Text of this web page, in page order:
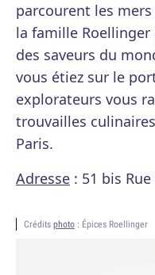
parcourent les
la famille
des saveurs du
vous étiez sur le
explorateurs vous
trouvailles
Paris.
Adresse : 51 bis
Crédits photo : Épices Roellinger